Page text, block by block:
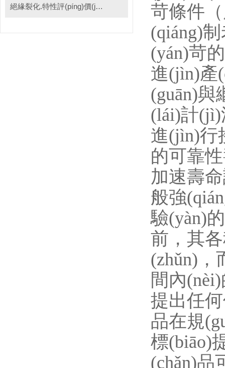
絕緣裂化.特性評(píng)價(jià)系統(tǒng)
苛條件
(qiáng)制
(yán)苛的
進(jìn)產
(guān)與
(lái)計(jì)
進(jìn)行
的可靠性
加速壽命
般強
驗(yàn)
前，
(zhǔn)，
間內(nèi)
提出任何
品在規
標(biāo)
(chǎn)